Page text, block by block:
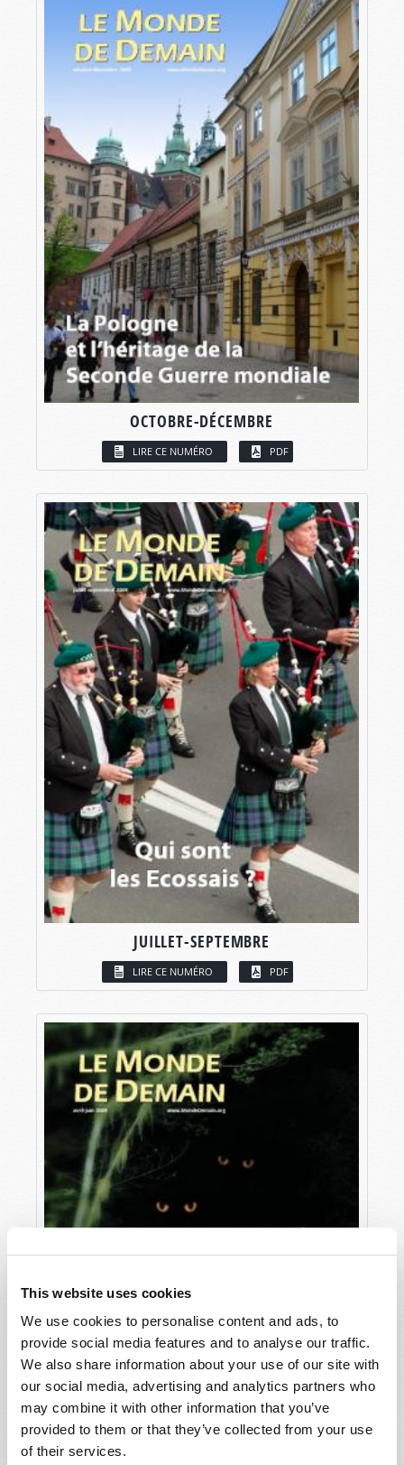
This website uses cookies
We use cookies to personalise content and ads, to
provide social media features and to analyse our traffic.
We also share information about your use of our site with
our social media, advertising and analytics partners who
may combine it with other information that you’ve
provided to them or that they’ve collected from your use
of their services.
OCTOBRE-DÉCEMBRE
LIRE CE NUMÉRO PDF
JUILLET-SEPTEMBRE
LIRE CE NUMÉRO PDF